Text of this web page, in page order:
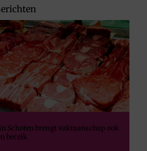
Schoten brengt vakmanschap ook
bereik